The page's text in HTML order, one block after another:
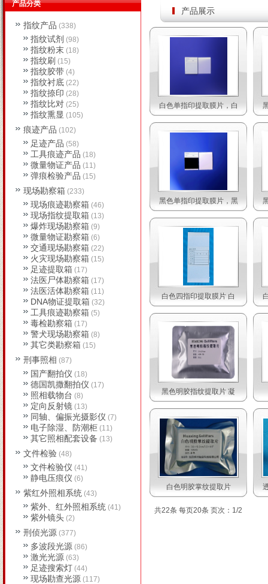
产品展示
白色单指印提取膜片，白
黑色单指印提取膜片，黑
白色四指印提取膜片 白
黑色明胶指纹提取片 凝
白色明胶掌纹提取片​
共22条 每页20条 页次：1/2
产品分类
指纹产品 (338)
指纹试剂 (98)
指纹粉末 (18)
指纹刷 (15)
指纹胶带 (4)
指纹衬底 (22)
指纹捺印 (28)
指纹比对 (25)
指纹熏显 (105)
痕迹产品 (102)
足迹产品 (58)
工具痕迹产品 (18)
微量物证产品 (11)
弹痕检验产品 (15)
现场勘察箱 (233)
现场痕迹勘察箱 (46)
现场指纹提取箱 (13)
爆炸现场勘察箱 (9)
微量物证勘察箱 (6)
交通现场勘察箱 (22)
火灾现场勘察箱 (15)
足迹提取箱 (17)
法医尸体勘察箱 (17)
法医活体勘察箱 (11)
DNA物证提取箱 (32)
工具痕迹勘察箱 (5)
毒检勘察箱 (17)
警犬现场勘察箱 (8)
其它类勘察箱 (15)
刑事照相 (87)
国产翻拍仪 (18)
德国凯撒翻拍仪 (17)
照相载物台 (8)
定向反射镜 (13)
同轴、偏振光摄影仪 (7)
电子除湿、防潮柜 (11)
其它照相配套设备 (13)
文件检验 (48)
文件检验仪 (41)
静电压痕仪 (6)
紫红外照相系统 (43)
紫外、红外照相系统 (41)
紫外镜头 (2)
刑侦光源 (377)
多波段光源 (86)
激光光源 (63)
足迹搜索灯 (44)
现场勘查光源 (117)